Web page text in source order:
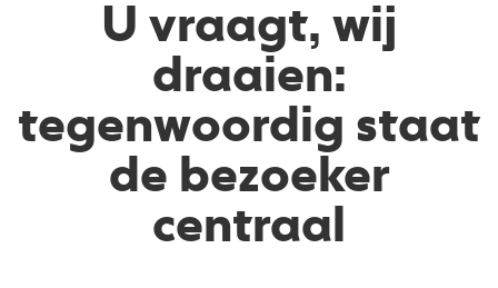
U vraagt, wij
draaien:
tegenwoordig staat
de bezoeker
centraal